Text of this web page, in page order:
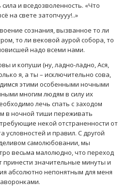
и вседозволенность. «Что
на свете затопчууу!..»
сознания, вызванное то ли
то ли вековой аурой собора, то
надо всеми нами.
и копуши (ну, ладно-ладно, Ася,
я, а ты – исключительно сова,
этими особенными ночными
многим людям в силу их
лечь спать с заходом
в ночной тиши переживать
некой отстраненности от
условностей и правил. С другой
самолюбовании, мы
весьма малолюдно, что переход
принести значительные минуты и
абсолютно непонятным для меня